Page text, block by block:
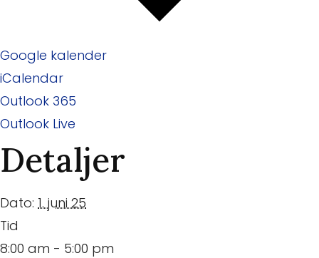
Google kalender
iCalendar
Outlook 365
Outlook Live
Detaljer
Dato: 1. juni 25
Tid
8:00 am - 5:00 pm